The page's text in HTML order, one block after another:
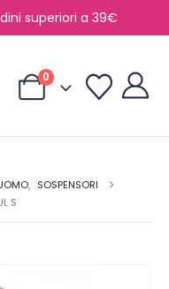
superiori a 39€
0
, SOSPENSORI
S